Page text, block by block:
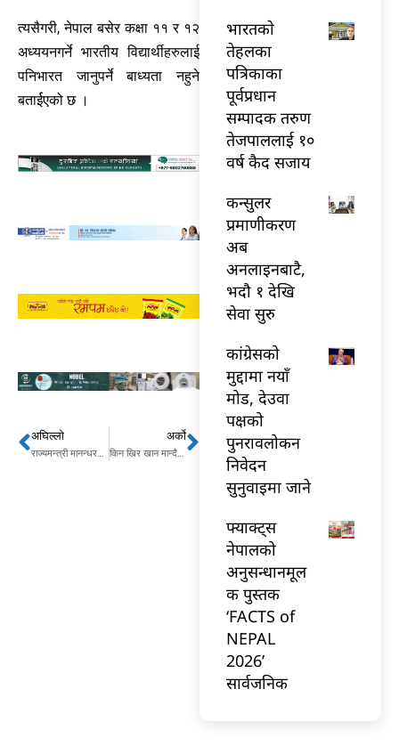
त्यसैगरी, नेपाल बसेर कक्षा ११ र १२
अध्ययनगर्ने भारतीय विद्यार्थीहरुलाई
पनिभारत जानुपर्ने बाध्यता नहुने
बतार्ईएको छ ।
Prev
अघिल्लो
राज्यमन्त्री मानन्धरलाई विश्व कीर्तिमानीको प्रमाणपत्र
अर्को
किन खिर खान मान्दैनन् चेपाङ बालबालिका ? Next
भारतकाे
तेहलका
पत्रिकाका
पूर्वप्रधान
सम्पादक तरुण
तेजपाललाई १०
वर्ष कैद सजाय
कन्सुलर
प्रमाणीकरण
अब
अनलाइनबाटै,
भदौ १ देखि
सेवा सुरु
कांग्रेसको
मुद्दामा नयाँ
मोड, देउवा
पक्षको
पुनरावलोकन
निवेदन
सुनुवाइमा जाने
फ्याक्ट्स
नेपालको
अनुसन्धानमूल
क पुस्तक
‘FACTS of
NEPAL
2026’
सार्वजनिक